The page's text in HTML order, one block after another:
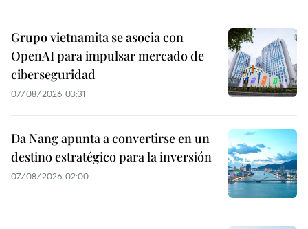
Grupo vietnamita se asocia con
OpenAI para impulsar mercado de
ciberseguridad
07/08/2026 03:31
Da Nang apunta a convertirse en un
destino estratégico para la inversión
07/08/2026 02:00